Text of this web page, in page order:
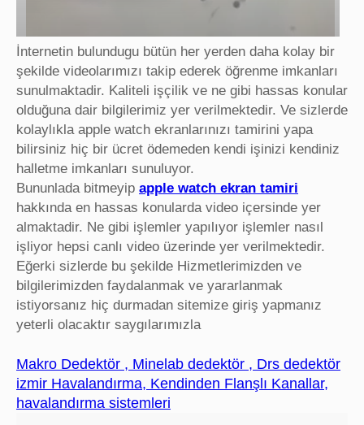
İnternetin bulundugu bütün her yerden daha kolay bir
şekilde videolarımızı takip ederek öğrenme imkanları
sunulmaktadir. Kaliteli işçilik ve ne gibi hassas konular
olduğuna dair bilgilerimiz yer verilmektedir. Ve sizlerde
kolaylıkla apple watch ekranlarınızı tamirini yapa
bilirsiniz hiç bir ücret ödemeden kendi işinizi kendiniz
halletme imkanları sunuluyor.
Bununlada bitmeyip apple watch ekran tamiri
hakkında en hassas konularda video içersinde yer
almaktadir. Ne gibi işlemler yapılıyor işlemler nasıl
işliyor hepsi canlı video üzerinde yer verilmektedir.
Eğerki sizlerde bu şekilde Hizmetlerimizden ve
bilgilerimizden faydalanmak ve yararlanmak
istiyorsanız hiç durmadan sitemize giriş yapmanız
yeterli olacaktır saygılarımızla
Makro Dedektör , Minelab dedektör , Drs dedektör
izmir Havalandırma, Kendinden Flanşlı Kanallar,
havalandırma sistemleri